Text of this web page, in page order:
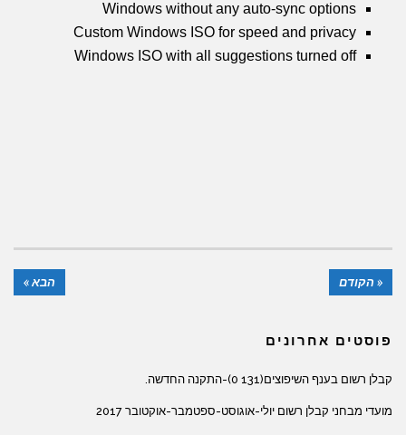
Windows without any auto-sync options
Custom Windows ISO for speed and privacy
Windows ISO with all suggestions turned off
« הקודם הבא »
פוסטים אחרונים
קבלן רשום בענף השיפוצים(131 0)-התקנה החדשה.
מועדי מבחני קבלן רשום יולי-אוגוסט-ספטמבר-אוקטובר 2017